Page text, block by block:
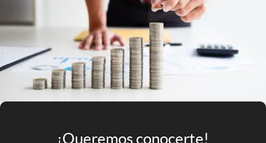
Mundial 2026
Eventos Corporativos
El Cronista Studio
Mediakit
¡Queremos conocerte!